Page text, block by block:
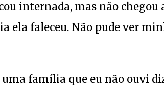
internada, mas não chegou
ela faleceu. Não pude ver
uma família que eu não ouvi